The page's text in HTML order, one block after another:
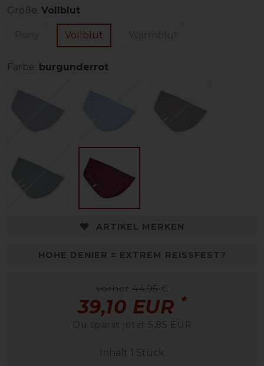
Größe: Vollblut
Vollblut
Farbe: burgunderrot
ARTIKEL MERKEN
HOHE DENIER = EXTREM REISSFEST?
vorher 44,95 €
39,10 EUR *
Du sparst jetzt 5,85 EUR
Inhalt 1 Stück